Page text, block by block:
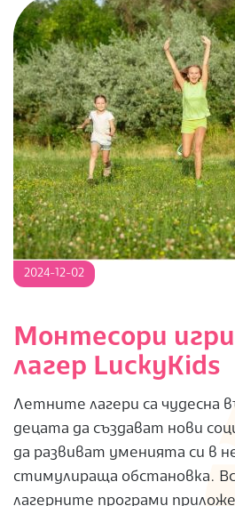
2024-
2024-12-02
Монтесори
лагер LuckyKids
Летните лагери са чудесна
децата да създават нови
да развиват уменията си в
стимулираща обстановка.
лагерните програми